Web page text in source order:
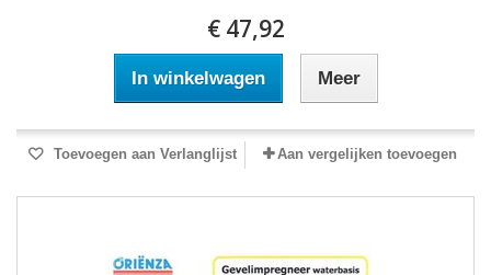
€ 47,92
In winkelwagen Meer
Toevoegen aan Verlanglijst Aan vergelijken toevoegen